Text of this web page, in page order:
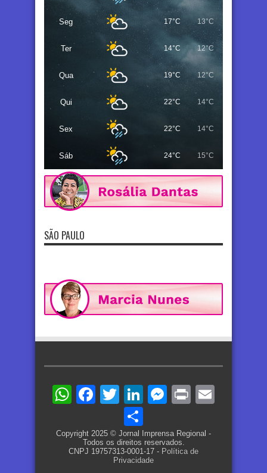
Seg 17°C 13°C
Ter 14°C 12°C
Qua 19°C 12°C
Qui 22°C 14°C
Sex 22°C 14°C
Sáb 24°C 15°C
SÃO PAULO
WhatsApp
Facebook
TwitterLinkedIn
Messenger
Print
Copyright 2025 © Jornal Imprensa Regional -
Todos os direitos reservados.
CNPJ 19757313-0001-17 - Política de
Privacidade